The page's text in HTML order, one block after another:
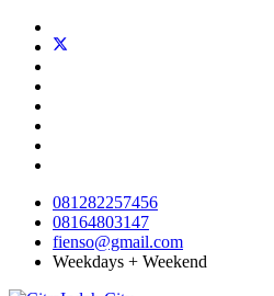
081282257456
08164803147
fienso@gmail.com
Weekdays + Weekend